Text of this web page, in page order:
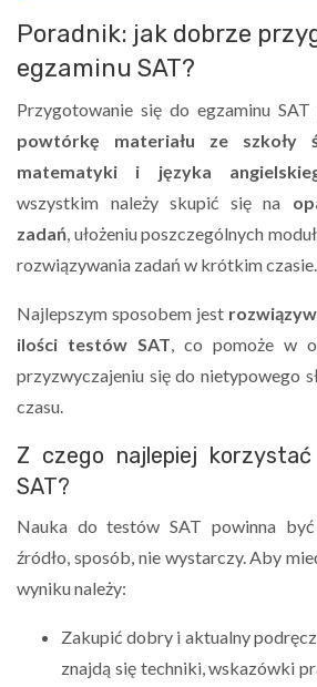
Poradnik: jak dobrze
egzaminu SAT?
Przygotowanie się do egzaminu
powtórkę materiału ze szkoły
matematyki i języka
wszystkim należy skupić się na
zadań, ułożeniu poszczególnych
rozwiązywania zadań w krótkim czasie.
Najlepszym sposobem jest
ilości testów SAT, co pomoże w
przyzwyczajeniu się do nietypowego
czasu.
Z czego najlepiej
SAT?
Nauka do testów SAT powinna być
źródło, sposób, nie wystarczy. Aby
wyniku należy:
Zakupić dobry i aktualny
znajdą się techniki, wskazówki